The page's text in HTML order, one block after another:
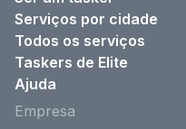
Serviços por cidade
Todos os serviços
Taskers de Elite
Ajuda
Empresa